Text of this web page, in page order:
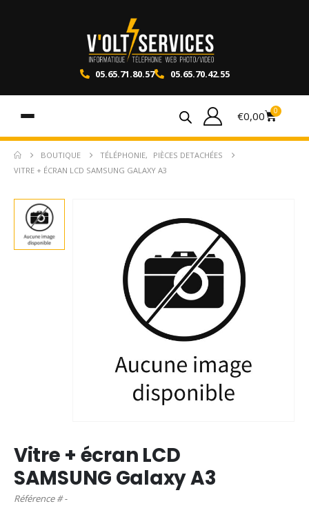
05.65.71.80.57 05.65.70.42.55
€0,00 0
BOUTIQUE TÉLÉPHONIE,
PIÈCES DETACHÉES
VITRE + ÉCRAN LCD SAMSUNG GALAXY A3
Vitre + écran LCD
SAMSUNG Galaxy A3
Référence # -